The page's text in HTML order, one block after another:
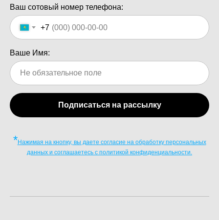
Ваш сотовый номер телефона:
+7
Ваше Имя:
Подписаться на рассылку
*Нажимая на кнопку, вы даете согласие на обработку персональных
данных и соглашаетесь c политикой конфиденциальности.